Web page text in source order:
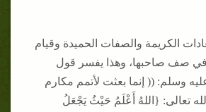
الكريمة والصفات الحميدة وقيام
في صف صاحبها، وهذا يفسر قول
وسلم: (( إنما بعثت لأتمم مكارم
تعالى: {اللهُ أَعْلَمُ حَيْثُ يَجْعَلُ